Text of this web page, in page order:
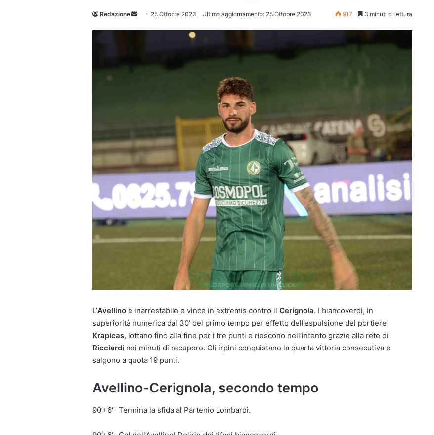
Redazione
Invia 25 Ottobre 2023 Ultimo aggiornamento: 25 Ottobre 2023 917 3 minuti di lettura
L’Avellino è inarrestabile e vince in extremis contro il Cerignola. I biancoverdi, in
superiorità numerica dal 30’ del primo tempo per effetto dell’espulsione del portiere
Krapicas, lottano fino alla fine per i tre punti e riescono nell’intento grazie alla rete di
Ricciardi nei minuti di recupero. Gli irpini conquistano la quarta vittoria consecutiva e
salgono a quota 19 punti.
Avellino-Cerignola, secondo tempo
90’+6′- Termina la sfida al Partenio Lombardi.